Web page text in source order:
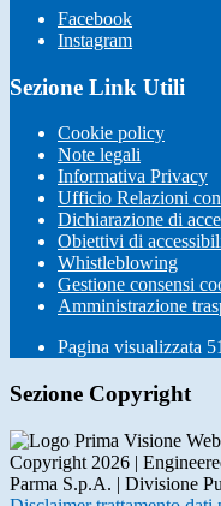
Facebook
Instagram
Sezione Link Utili
Cookie policy
Note legali
Informativa Privacy
Ufficio Relazioni
Dichiarazione di
Obiettivi di
Whistleblowing
Gestione consensi
Amministrazione
Pagina visualizzata
Sezione Copyright
Copyright 2026 |
Parma S.p.A. | Divisione